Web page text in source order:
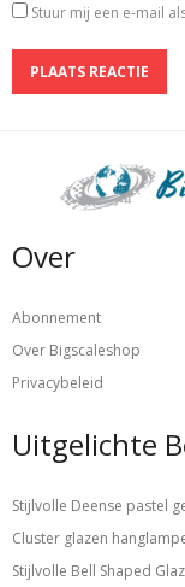
Stuur mij een e-mail
Over
Abonnement
Over Bigscaleshop
Privacybeleid
Uitgelichte
Stijlvolle Deense pastel
Cluster glazen
Stijlvolle Bell Shaped